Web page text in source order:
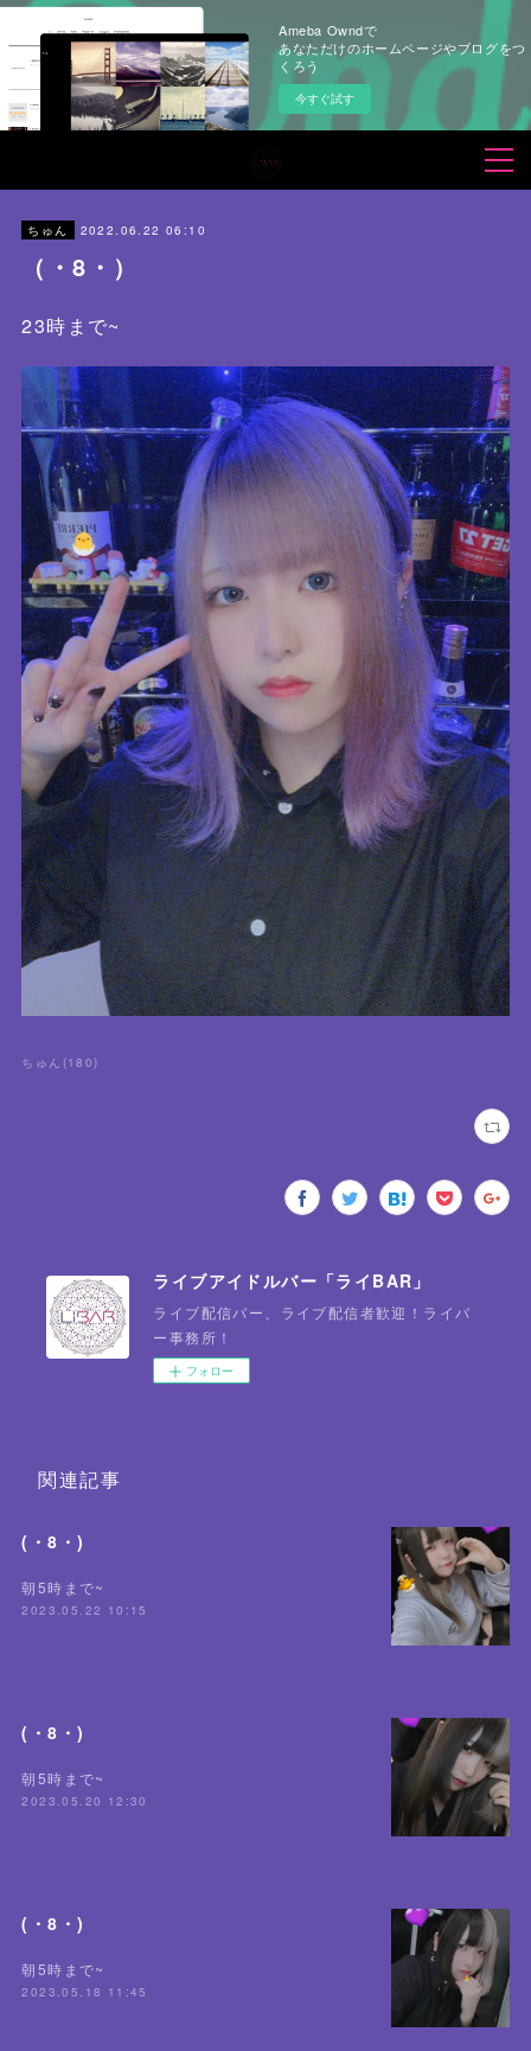
Ameba Owndで
あなただけのホームページやブログをつ
くろう
今すぐ試す
ちゅん 2022.06.22 06:10
（・8・）
23時まで~
ちゅん (180)
ライブアイドルバー「ライBAR」
ライブ配信バー、ライブ配信者歓迎！ライバ
ー事務所！
フォロー
関連記事
(・8・)
朝5時まで~
2023.05.22 10:15
(・8・)
朝5時まで~
2023.05.20 12:30
(・8・)
朝5時まで~
2023.05.18 11:45